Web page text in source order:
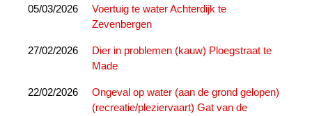
05/03/2026
Voertuig te water Achterdijk te
Zevenbergen
27/02/2026
Dier in problemen (kauw) Ploegstraat te
Made
22/02/2026
Ongeval op water (aan de grond gelopen)
(recreatie/pleziervaart) Gat van de